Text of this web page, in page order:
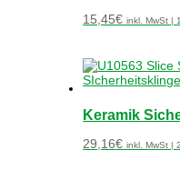
15,45€ inkl. MwSt |
Keramik
29,16€ inkl. MwSt |